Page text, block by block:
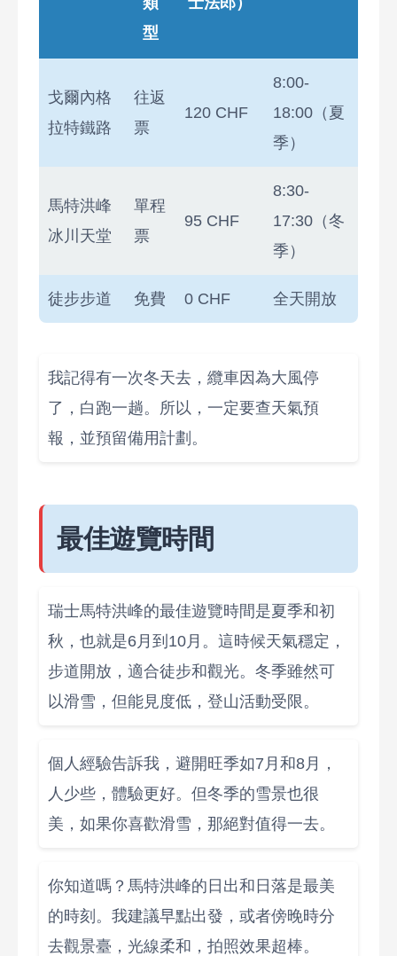
型
戈爾內格
拉特鐵路
往返
票
120 CHF
8:00-
18:00（夏
季）
馬特洪峰
冰川天堂
單程
票
95 CHF
8:30-
17:30（冬
季）
徒步步道 免費 0 CHF 全天開放
我記得有一次冬天去，纜車因為大風停
了，白跑一趟。所以，一定要查天氣預
報，並預留備用計劃。
最佳遊覽時間
瑞士馬特洪峰的最佳遊覽時間是夏季和初
秋，也就是6月到10月。這時候天氣穩定，
步道開放，適合徒步和觀光。冬季雖然可
以滑雪，但能見度低，登山活動受限。
個人經驗告訴我，避開旺季如7月和8月，
人少些，體驗更好。但冬季的雪景也很
美，如果你喜歡滑雪，那絕對值得一去。
你知道嗎？馬特洪峰的日出和日落是最美
的時刻。我建議早點出發，或者傍晚時分
去觀景臺，光線柔和，拍照效果超棒。